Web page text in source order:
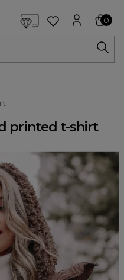
0
printed t-shirt